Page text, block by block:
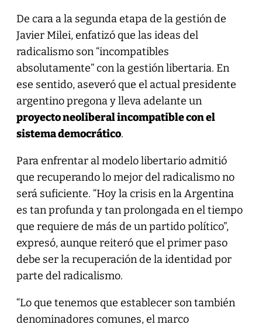
De cara a la segunda etapa de la gestión de
Javier Milei, enfatizó que las ideas del
radicalismo son “incompatibles
absolutamente” con la gestión libertaria. En
ese sentido, aseveró que el actual presidente
argentino pregona y lleva adelante un
proyecto neoliberal incompatible con el
sistema democrático.
Para enfrentar al modelo libertario admitió
que recuperando lo mejor del radicalismo no
será suficiente. “Hoy la crisis en la Argentina
es tan profunda y tan prolongada en el tiempo
que requiere de más de un partido político”,
expresó, aunque reiteró que el primer paso
debe ser la recuperación de la identidad por
parte del radicalismo.
“Lo que tenemos que establecer son también
denominadores comunes, el marco